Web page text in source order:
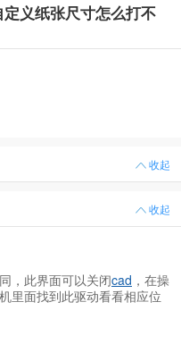
义纸张尺寸怎么打不
收起
收起
，此界面可以关闭cad ，在操
里面找到此驱动看看相应位